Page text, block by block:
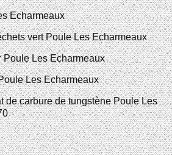
Echarmeaux
vert Poule Les Echarmeaux
Poule Les Echarmeaux
Les Echarmeaux
de carbure de tungstène Poule Les